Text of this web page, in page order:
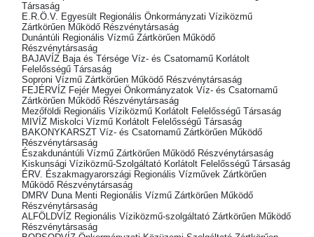
Társaság
E.R.Ö.V. Egyesült Regionális Önkormányzati Víziközmű
Zártkörűen Működő Részvénytársaság
Dunántúli Regionális Vízmű Zártkörűen Működő
Részvénytársaság
BAJAVÍZ Baja és Térsége Víz- és Csatornamű Korlátolt
Felelősségű Társaság
Soproni Vízmű Zártkörűen Működő Részvénytársaság
FEJÉRVÍZ Fejér Megyei Önkormányzatok Víz- és Csatornamű
Zártkörűen Működő Részvénytársaság
Mezőföldi Regionális Víziközmű Korlátolt Felelősségű Társaság
MIVÍZ Miskolci Vízmű Korlátolt Felelősségű Társaság
BAKONYKARSZT Víz- és Csatornamű Zártkörűen Működő
Részvénytársaság
Északdunántúli Vízmű Zártkörűen Működő Részvénytársaság
Kiskunsági Víziközmű-Szolgáltató Korlátolt Felelősségű Társaság
ÉRV. Északmagyarországi Regionális Vízművek Zártkörűen
Működő Részvénytársaság
DMRV Duna Menti Regionális Vízmű Zártkörűen Működő
Részvénytársaság
ALFÖLDVÍZ Regionális Víziközmű-szolgáltató Zártkörűen Működő
Részvénytársaság